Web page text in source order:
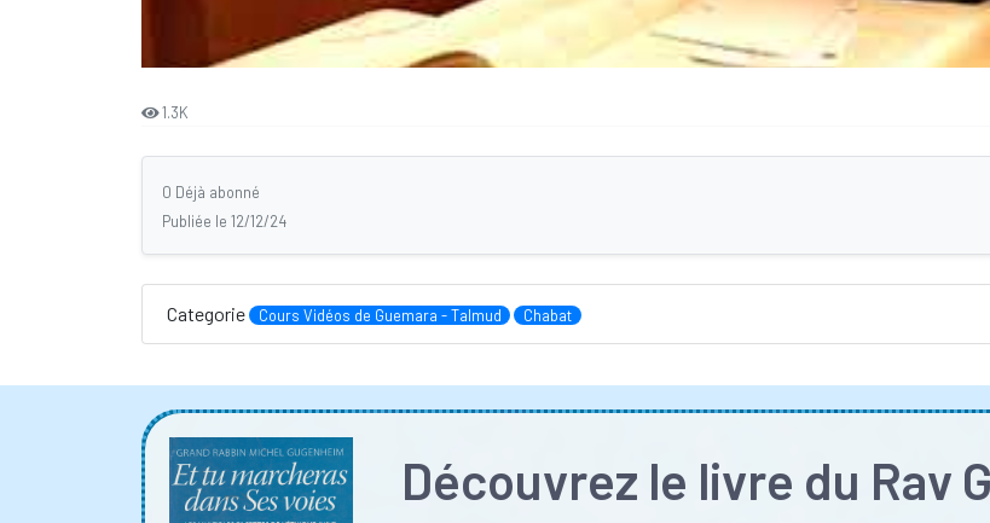
1.3K
0 Déjà abonné
Publiée le 12/12/24
Categorie Cours Vidéos de Guemara - Talmud Chabat
Découvrez le livre du Rav